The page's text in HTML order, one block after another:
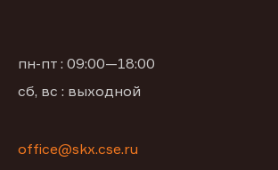
пн-пт : 09:00—18:00
сб, вс : выходной
office@skx.cse.ru